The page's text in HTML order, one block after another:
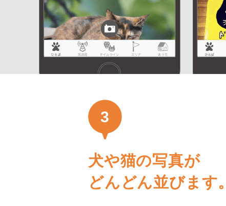
3
犬や猫の写真が
どんどん並びます。